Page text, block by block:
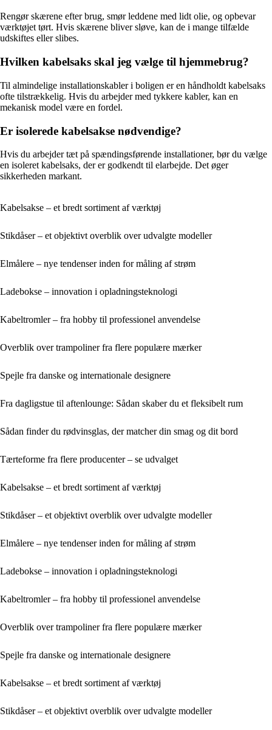
Rengør skærene efter brug, smør leddene med lidt olie, og opbevar
værktøjet tørt. Hvis skærene bliver sløve, kan de i mange tilfælde
udskiftes eller slibes.
Hvilken kabelsaks skal jeg vælge til hjemmebrug?
Til almindelige installationskabler i boligen er en håndholdt kabelsaks
ofte tilstrækkelig. Hvis du arbejder med tykkere kabler, kan en
mekanisk model være en fordel.
Er isolerede kabelsakse nødvendige?
Hvis du arbejder tæt på spændingsførende installationer, bør du vælge
en isoleret kabelsaks, der er godkendt til elarbejde. Det øger
sikkerheden markant.
Kabelsakse – et bredt sortiment af værktøj
Stikdåser – et objektivt overblik over udvalgte modeller
Elmålere – nye tendenser inden for måling af strøm
Ladebokse – innovation i opladningsteknologi
Kabeltromler – fra hobby til professionel anvendelse
Overblik over trampoliner fra flere populære mærker
Spejle fra danske og internationale designere
Fra dagligstue til aftenlounge: Sådan skaber du et fleksibelt rum
Sådan finder du rødvinsglas, der matcher din smag og dit bord
Tærteforme fra flere producenter – se udvalget
Kabelsakse – et bredt sortiment af værktøj
Stikdåser – et objektivt overblik over udvalgte modeller
Elmålere – nye tendenser inden for måling af strøm
Ladebokse – innovation i opladningsteknologi
Kabeltromler – fra hobby til professionel anvendelse
Overblik over trampoliner fra flere populære mærker
Spejle fra danske og internationale designere
Kabelsakse – et bredt sortiment af værktøj
Stikdåser – et objektivt overblik over udvalgte modeller